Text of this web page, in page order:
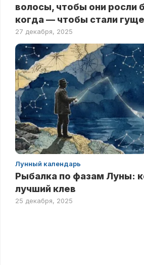
волосы, чтобы они росли
когда — чтобы стали
27 декабря, 2025
Лунный календарь
Рыбалка по фазам Луны:
лучший клев
25 декабря, 2025